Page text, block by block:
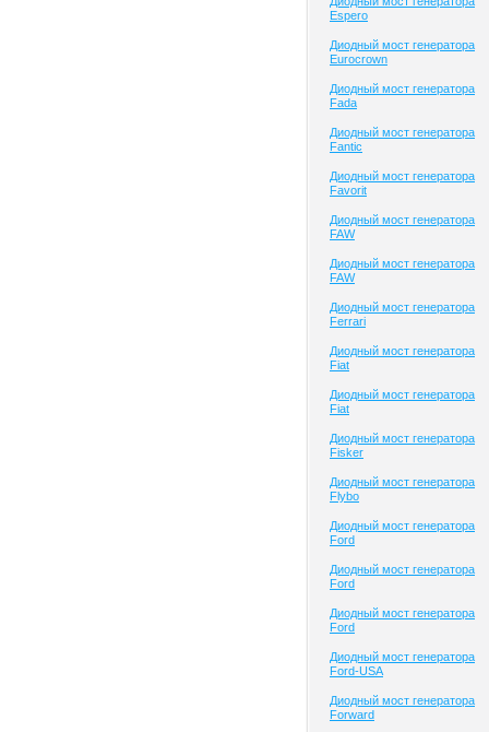
Espero
Диодный мост генератора
Eurocrown
Диодный мост генератора
Fada
Диодный мост генератора
Fantic
Диодный мост генератора
Favorit
Диодный мост генератора
FAW
Диодный мост генератора
FAW
Диодный мост генератора
Ferrari
Диодный мост генератора
Fiat
Диодный мост генератора
Fiat
Диодный мост генератора
Fisker
Диодный мост генератора
Flybo
Диодный мост генератора
Ford
Диодный мост генератора
Ford
Диодный мост генератора
Ford
Диодный мост генератора
Ford-USA
Диодный мост генератора
Forward